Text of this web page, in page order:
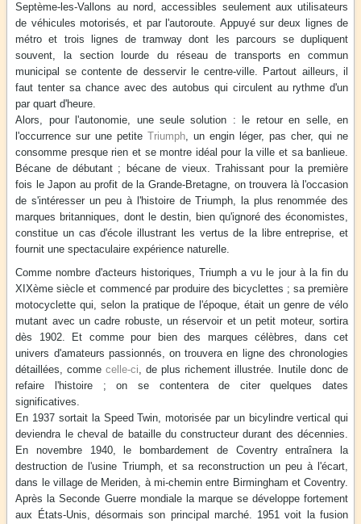
Septème-les-Vallons au nord, accessibles seulement aux utilisateurs
de véhicules motorisés, et par l'autoroute. Appuyé sur deux lignes de
métro et trois lignes de tramway dont les parcours se dupliquent
souvent, la section lourde du réseau de transports en commun
municipal se contente de desservir le centre-ville. Partout ailleurs, il
faut tenter sa chance avec des autobus qui circulent au rythme d'un
par quart d'heure.
Alors, pour l'autonomie, une seule solution : le retour en selle, en
l'occurrence sur une petiteTriumph, un engin léger, pas cher, qui ne
consomme presque rien et se montre idéal pour la ville et sa banlieue.
Bécane de débutant ; bécane de vieux. Trahissant pour la première
fois le Japon au profit de la Grande-Bretagne, on trouvera là l'occasion
de s'intéresser un peu à l'histoire de Triumph, la plus renommée des
marques britanniques, dont le destin, bien qu'ignoré des économistes,
constitue un cas d'école illustrant les vertus de la libre entreprise, et
fournit une spectaculaire expérience naturelle.
Comme nombre d'acteurs historiques, Triumph a vu le jour à la fin du
XIXème siècle et commencé par produire des bicyclettes ; sa première
motocyclette qui, selon la pratique de l'époque, était un genre de vélo
mutant avec un cadre robuste, un réservoir et un petit moteur, sortira
dès 1902. Et comme pour bien des marques célèbres, dans cet
univers d'amateurs passionnés, on trouvera en ligne des chronologies
détaillées, commecelle-ci, de plus richement illustrée. Inutile donc de
refaire l'histoire ; on se contentera de citer quelques dates
significatives.
En 1937 sortait la Speed Twin, motorisée par un bicylindre vertical qui
deviendra le cheval de bataille du constructeur durant des décennies.
En novembre 1940, le bombardement de Coventry entraînera la
destruction de l'usine Triumph, et sa reconstruction un peu à l'écart,
dans le village de Meriden, à mi-chemin entre Birmingham et Coventry.
Après la Seconde Guerre mondiale la marque se développe fortement
aux États-Unis, désormais son principal marché. 1951 voit la fusion